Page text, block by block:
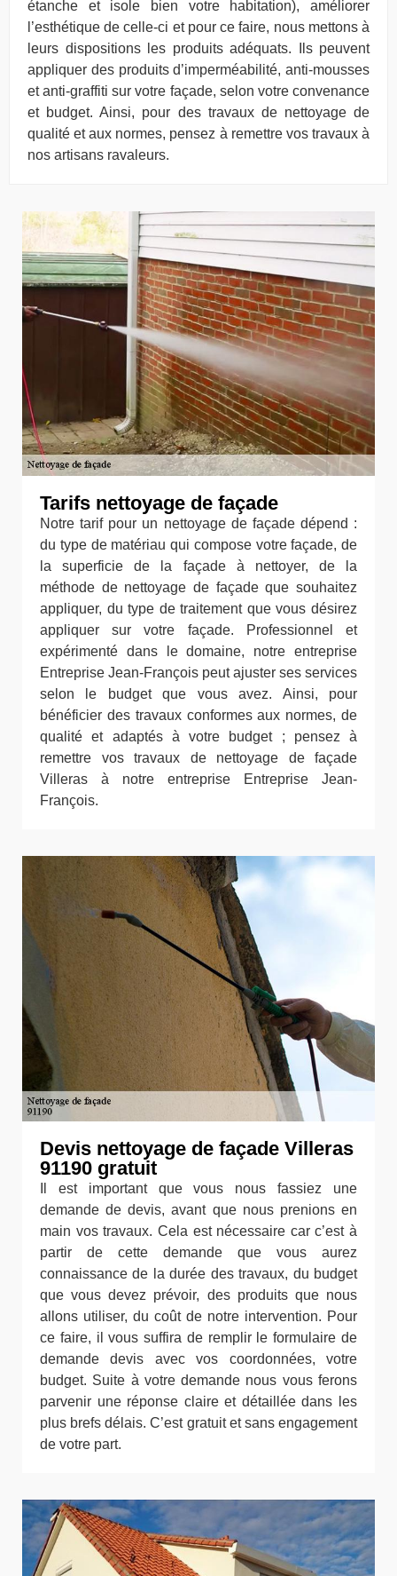
étanche et isole bien votre habitation), améliorer
l’esthétique de celle-ci et pour ce faire, nous mettons à
leurs dispositions les produits adéquats. Ils peuvent
appliquer des produits d’imperméabilité, anti-mousses
et anti-graffiti sur votre façade, selon votre convenance
et budget. Ainsi, pour des travaux de nettoyage de
qualité et aux normes, pensez à remettre vos travaux à
nos artisans ravaleurs.
Tarifs nettoyage de façade
Notre tarif pour un nettoyage de façade dépend :
du type de matériau qui compose votre façade, de
la superficie de la façade à nettoyer, de la
méthode de nettoyage de façade que souhaitez
appliquer, du type de traitement que vous désirez
appliquer sur votre façade. Professionnel et
expérimenté dans le domaine, notre entreprise
Entreprise Jean-François peut ajuster ses services
selon le budget que vous avez. Ainsi, pour
bénéficier des travaux conformes aux normes, de
qualité et adaptés à votre budget ; pensez à
remettre vos travaux de nettoyage de façade
Villeras à notre entreprise Entreprise Jean-
François.
Devis nettoyage de façade Villeras
91190 gratuit
Il est important que vous nous fassiez une
demande de devis, avant que nous prenions en
main vos travaux. Cela est nécessaire car c’est à
partir de cette demande que vous aurez
connaissance de la durée des travaux, du budget
que vous devez prévoir, des produits que nous
allons utiliser, du coût de notre intervention. Pour
ce faire, il vous suffira de remplir le formulaire de
demande devis avec vos coordonnées, votre
budget. Suite à votre demande nous vous ferons
parvenir une réponse claire et détaillée dans les
plus brefs délais. C’est gratuit et sans engagement
de votre part.